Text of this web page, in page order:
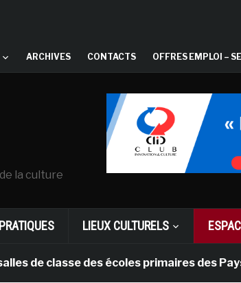
ARCHIVES CONTACTS OFFRES EMPLOI –
la culture
PRATIQUES LIEUX CULTURELS
des écoles primaires des Pays-bas